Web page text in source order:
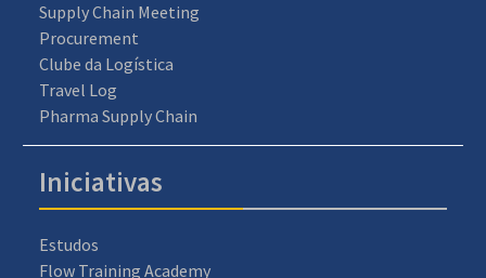
Supply Chain Meeting
Procurement
Clube da Logística
Travel Log
Pharma Supply Chain
Iniciativas
Estudos
Flow Training Academy